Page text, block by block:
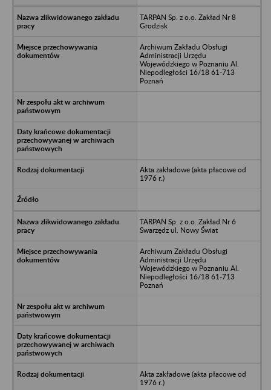
TARPAN Sp. z o.o. Zakład Nr 8
Grodzisk
Archiwum Zakładu Obsługi
Administracji Urzędu
Wojewódzkiego w Poznaniu Al.
Niepodległości 16/18 61-713
Poznań
Akta zakładowe (akta płacowe od
1976 r.)
TARPAN Sp. z o.o. Zakład Nr 6
Swarzędz ul. Nowy Świat
Archiwum Zakładu Obsługi
Administracji Urzędu
Wojewódzkiego w Poznaniu Al.
Niepodległości 16/18 61-713
Poznań
Akta zakładowe (akta płacowe od
1976 r.)